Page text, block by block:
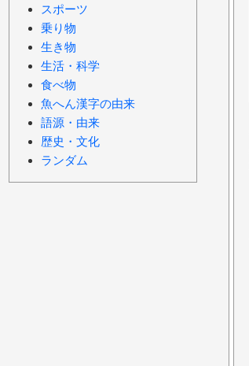
スポーツ
乗り物
生き物
生活・科学
食べ物
魚へん漢字の由来
語源・由来
歴史・文化
ランダム